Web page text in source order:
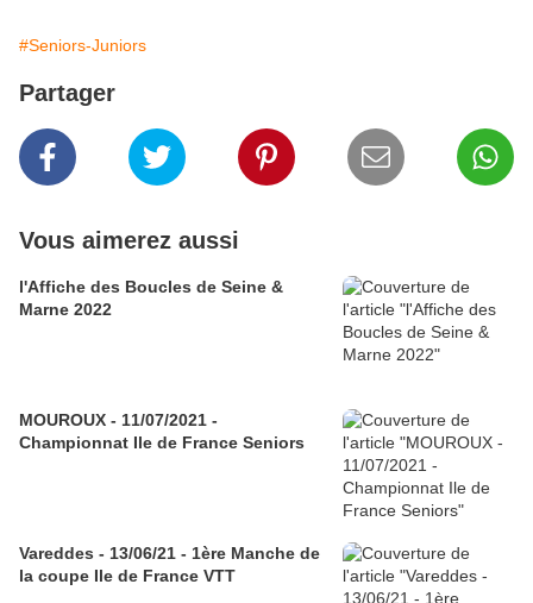
#Seniors-Juniors
Partager
Vous aimerez aussi
l'Affiche des Boucles de Seine &
Marne 2022
MOUROUX - 11/07/2021 -
Championnat Ile de France Seniors
Vareddes - 13/06/21 - 1ère Manche de
la coupe Ile de France VTT